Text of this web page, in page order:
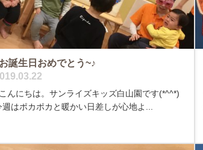
誕生日おめでとう~♪
んにちは。サンライズキッズ白山園です(*^^*)
週はポカポカと暖かい日差しが心地よ...